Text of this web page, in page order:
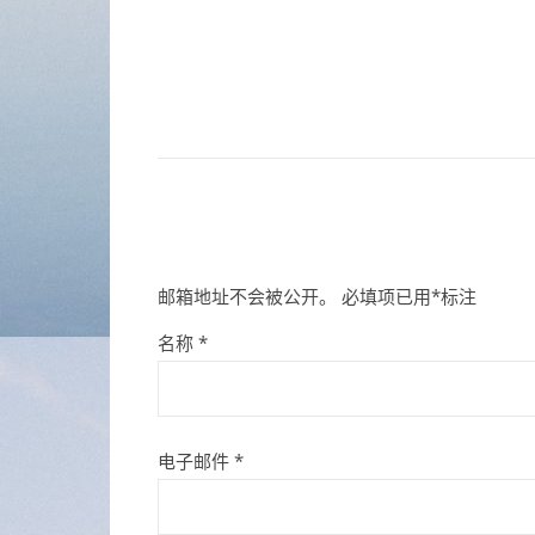
邮箱地址不会被公开。 必填项已用*标注
名称 *
电子邮件 *